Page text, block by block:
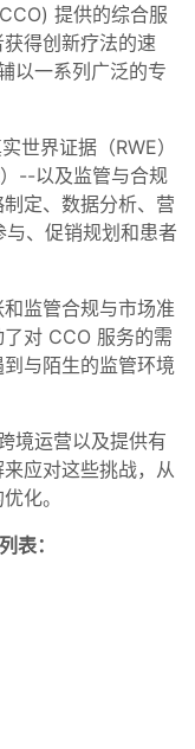
提供的综合服
得创新疗法的速
以一系列广泛的专
世界证据（RWE）
--以及监管与合规
定、数据分析、营
、促销规划和患者
监管合规与市场准
对 CCO 服务的需
与陌生的监管环境
境运营以及提供有
应对这些挑战，从
化。
表：